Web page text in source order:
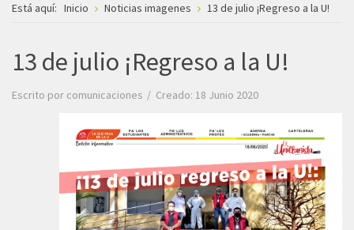
Está aquí: Inicio Noticias imagenes 13 de julio ¡Regreso a la U!
13 de julio ¡Regreso a la U!
Escrito por comunicaciones Creado: 18 Junio 2020